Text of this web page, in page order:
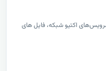
اکتیو شبکه، فایل های